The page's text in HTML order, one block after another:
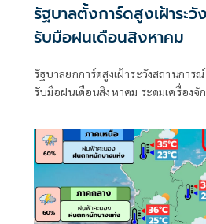
รัฐบาลตั้งการ์ดสูงเฝ้าระ
รับมือฝนเดือนสิงหาคม
รัฐบาลยกการ์ดสูงเฝ้าระวังสถานการ
รับมือฝนเดือนสิงหาคม ระดมเครื่องจัก